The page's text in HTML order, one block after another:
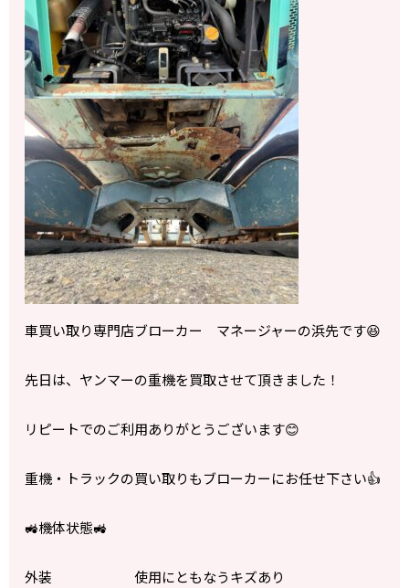
車買い取り専門店ブローカー マネージャーの浜先です😆
先日は、ヤンマーの重機を買取させて頂きました！
リピートでのご利用ありがとうございます😊
重機・トラックの買い取りもブローカーにお任せ下さい👍
🚜機体状態🚜
外装 使用にともなうキズあり